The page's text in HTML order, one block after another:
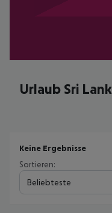
Urlaub Sri
Keine Ergebnisse
Sortieren:
Beliebteste